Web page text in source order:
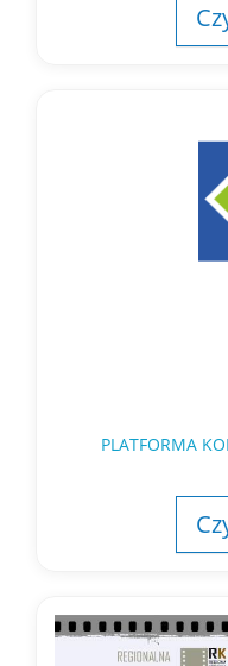
PLATFORMA